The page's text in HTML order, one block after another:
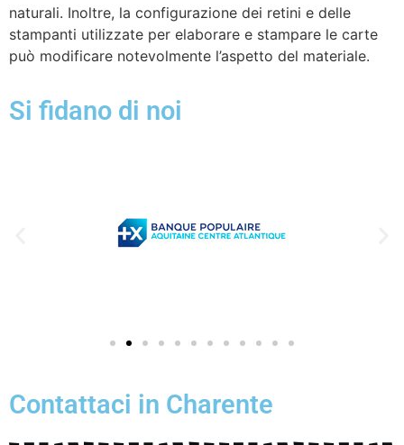
naturali. Inoltre, la configurazione dei retini e delle
stampanti utilizzate per elaborare e stampare le carte
può modificare notevolmente l’aspetto del materiale.
Si fidano di noi
Contattaci in Charente